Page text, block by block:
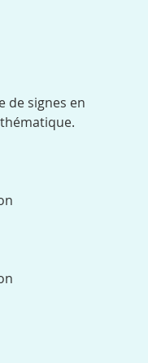
de signes en